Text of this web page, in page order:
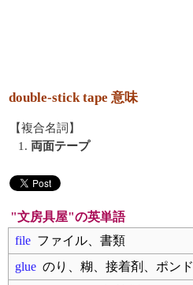
double-stick tape 意味
【複合名詞】
1. 両面テープ
"文房具屋"の英単語
file ファイル、書類
glue のり、糊、接着剤、ポンド